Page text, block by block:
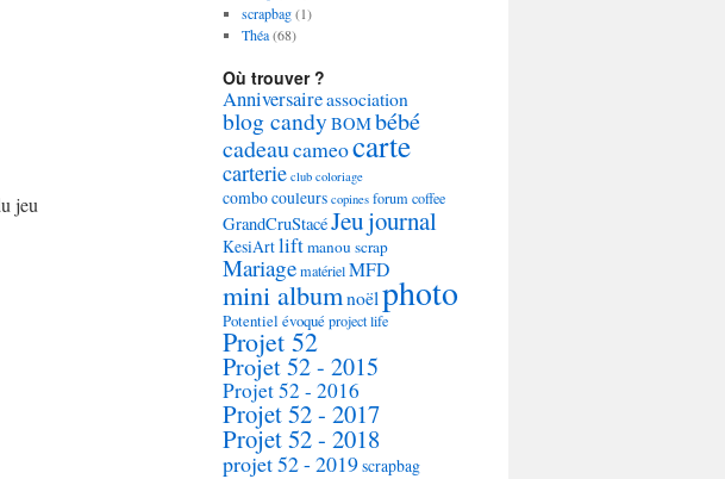
jeu
scrapbag(1)
Théa(68)
Où trouver ?
Anniversaireassociation
blog candyBOMbébé
cadeaucameocarte
carterie club coloriage
combo couleurs copines forum coffee
GrandCruStacéJeujournal
KesiArtliftmanou scrap
MariagematérielMFD
mini albumnoëlphoto
Potentiel évoquéproject life
Projet 52
Projet 52 - 2015
Projet 52 - 2016
Projet 52 - 2017
Projet 52 - 2018
projet 52 - 2019scrapbag